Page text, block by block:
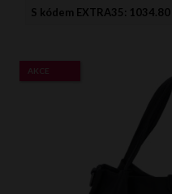
S kódem EXTRA35: 1034.80
AKCE